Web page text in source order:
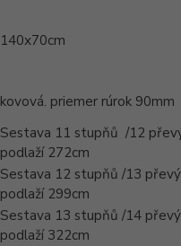
140x70cm
kovová. priemer rúrok 90mm
Sestava 11 stupňů /12
podlaží 272cm
Sestava 12 stupňů /13
podlaží 299cm
Sestava 13 stupňů /14
podlaží 322cm